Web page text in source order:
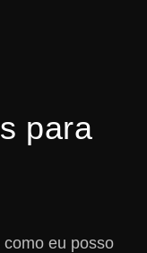
para
eu posso